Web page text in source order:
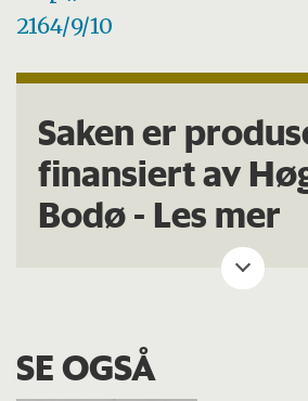
2164/9/10
Saken er
finansiert av
Bodø - Les mer
SE OGSÅ